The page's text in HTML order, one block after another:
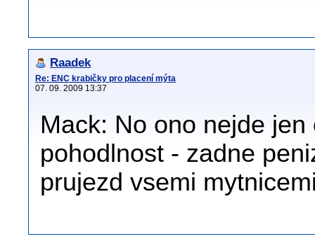
Raadek
Re: ENC krabičky pro placení mýta
07. 09. 2009 13:37
Mack: No ono nejde
pohodlnost - zadne
prujezd vsemi